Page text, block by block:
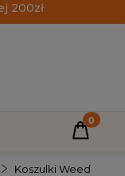
200zł
Koszulki Weed